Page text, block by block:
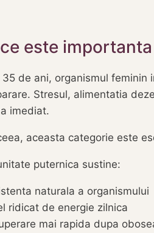
este
35 de ani, organismul
Stresul, alimentatia
imediat.
aceasta categorie este
puternica sustine:
naturala a organismului
ridicat de energie zilnica
mai rapida dupa